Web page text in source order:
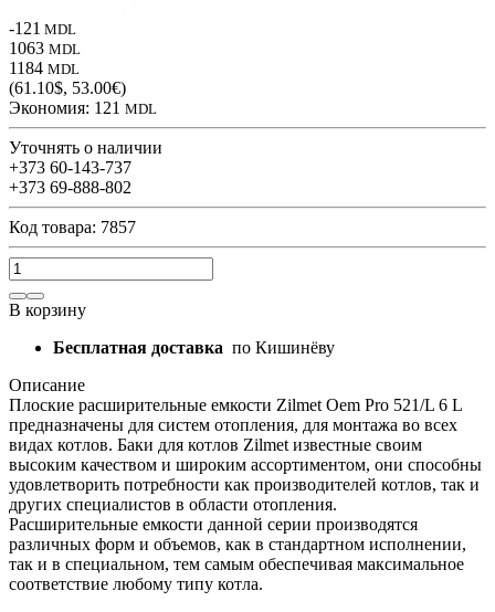
-121 MDL
1063 MDL
1184 MDL
(61.10$, 53.00€)
Экономия: 121 MDL
Уточнять о наличии
+373 60-143-737
+373 69-888-802
Код товара: 7857
В корзину
Бесплатная доставка по Кишинёву
Описание
Плоские расширительные емкости Zilmet Oem Pro 521/L 6 L
предназначены для систем отопления, для монтажа во всех
видах котлов. Баки для котлов Zilmet известные своим
высоким качеством и широким ассортиментом, они способны
удовлетворить потребности как производителей котлов, так и
других специалистов в области отопления.
Расширительные емкости данной серии производятся
различных форм и объемов, как в стандартном исполнении,
так и в специальном, тем самым обеспечивая максимальное
соответствие любому типу котла.